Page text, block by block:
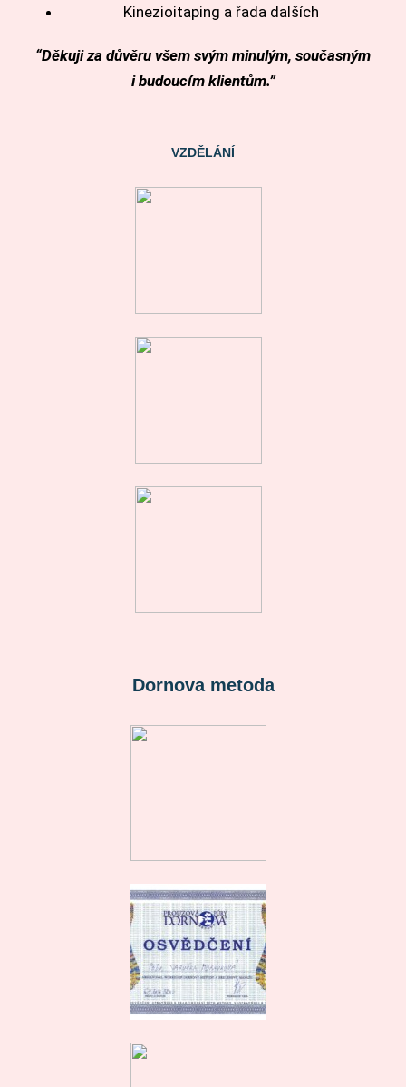
Kinezioitaping a řada dalších
“Děkuji za důvěru všem svým minulým, současným
i budoucím klientům.”
VZDĚLÁNÍ
Dornova metoda